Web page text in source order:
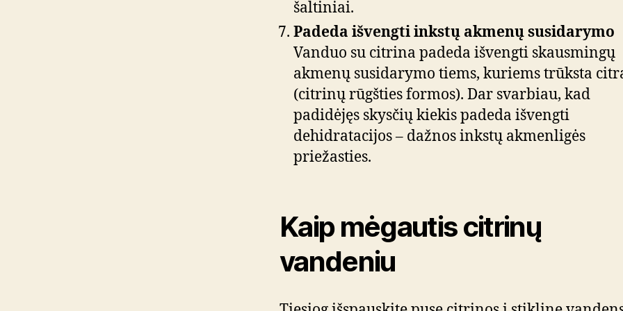
šaltiniai.
Padeda išvengti inkstų akmenų susidarymo
Vanduo su citrina padeda išvengti skausmingų
akmenų susidarymo tiems, kuriems trūksta
(citrinų rūgšties formos). Dar svarbiau, kad
padidėjęs skysčių kiekis padeda išvengti
dehidratacijos – dažnos inkstų akmenligės
priežasties.
Kaip mėgautis citrinų
vandeniu